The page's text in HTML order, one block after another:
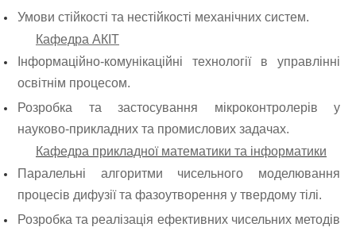
Умови стійкості та нестійкості механічних систем.
Кафедра АКІТ
Інформаційно-комунікаційні технології в управлінні
освітнім процесом.
Розробка та застосування мікроконтролерів у
науково-прикладних та промислових задачах.
Кафедра прикладної математики та інформатики
Паралельні алгоритми чисельного моделювання
процесів дифузії та фазоутворення у твердому тілі.
Розробка та реалізація ефективних чисельних методів